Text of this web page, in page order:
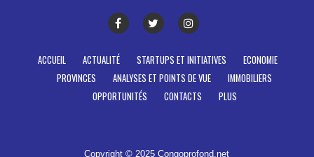
ACCUEIL ACTUALITÉ STARTUPS ET INITIATIVES
ECONOMIE
PROVINCES
ANALYSES ET POINTS DE VUE
IMMOBILIERS
OPPORTUNITÉS
CONTACTS PLUS
Copyright © 2025 Congoprofond.net